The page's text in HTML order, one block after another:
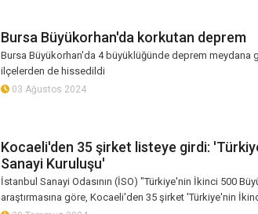
Bursa Büyükorhan'da korkutan deprem
Bursa Büyükorhan'da 4 büyüklüğünde deprem meydana
ilçelerden de hissedildi
03 Ağustos 2024
Kocaeli'den 35 şirket listeye girdi:
Sanayi Kuruluşu'
İstanbul Sanayi Odasının (İSO) "Türkiye'nin İkinci 500
araştırmasına göre, Kocaeli'den 35 şirket 'Türkiye'nin